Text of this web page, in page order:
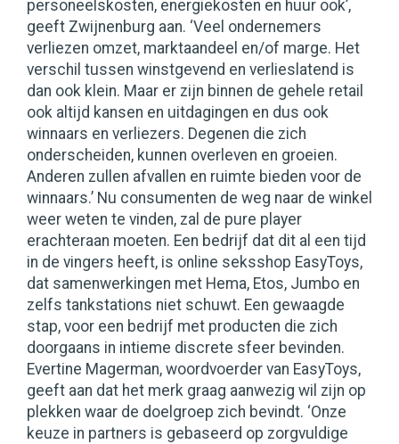
personeelskosten, energiekosten en huur ook’,
geeft Zwijnenburg aan. ‘Veel ondernemers
verliezen omzet, marktaandeel en/of marge. Het
verschil tussen winstgevend en verlieslatend is
dan ook klein. Maar er zijn binnen de gehele retail
ook altijd kansen en uitdagingen en dus ook
winnaars en verliezers. Degenen die zich
onderscheiden, kunnen overleven en groeien.
Anderen zullen afvallen en ruimte bieden voor de
winnaars.’ Nu consumenten de weg naar de winkel
weer weten te vinden, zal de pure player
erachteraan moeten. Een bedrijf dat dit al een tijd
in de vingers heeft, is online seksshop EasyToys,
dat samenwerkingen met Hema, Etos, Jumbo en
zelfs tankstations niet schuwt. Een gewaagde
stap, voor een bedrijf met producten die zich
doorgaans in intieme discrete sfeer bevinden.
Evertine Magerman, woordvoerder van EasyToys,
geeft aan dat het merk graag aanwezig wil zijn op
plekken waar de doelgroep zich bevindt. ‘Onze
keuze in partners is gebaseerd op zorgvuldige